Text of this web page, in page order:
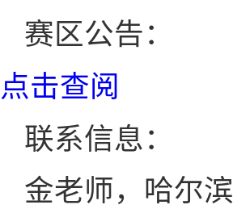
赛区公告：
点击查阅
联系信息：
金老师，哈尔